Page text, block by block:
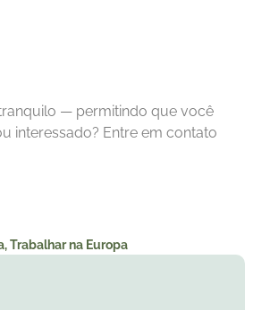
— permitindo que você
interessado? Entre em contato
,Trabalhar na Europa